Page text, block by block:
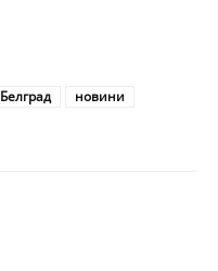
Белград
новини